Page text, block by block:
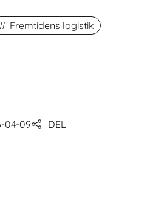
Fremtidens logistik
04-09 DEL